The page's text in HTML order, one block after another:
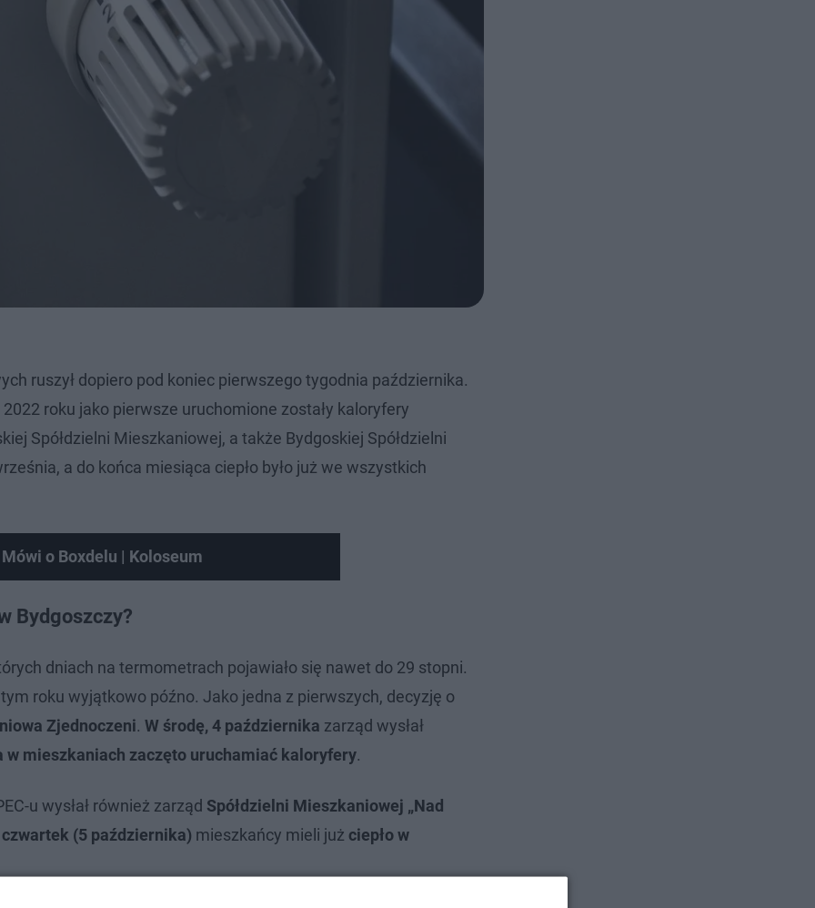
ruszył dopiero pod koniec pierwszego tygodnia października.
roku jako pierwsze uruchomione zostały kaloryfery
Spółdzielni Mieszkaniowej, a także Bydgoskiej Spółdzielni
a do końca miesiąca ciepło było już we wszystkich
o Boxdelu | Koloseum
Bydgoszczy?
dniach na termometrach pojawiało się nawet do 29 stopni.
roku wyjątkowo późno. Jako jedna z pierwszych, decyzję o
Zjednoczeni. W środę, 4 października zarząd wysłał
w mieszkaniach zaczęto uruchamiać kaloryfery.
u wysłał również zarząd Spółdzielni Mieszkaniowej „Nad
(5 października) mieszkańcy mieli już ciepło w